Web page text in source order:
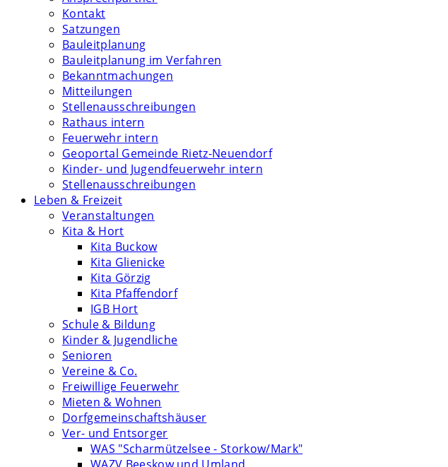
Kontakt
Satzungen
Bauleitplanung
Bauleitplanung im Verfahren
Bekanntmachungen
Mitteilungen
Stellenausschreibungen
Rathaus intern
Feuerwehr intern
Geoportal Gemeinde Rietz-Neuendorf
Kinder- und Jugendfeuerwehr intern
Stellenausschreibungen
Leben & Freizeit
Veranstaltungen
Kita & Hort
Kita Buckow
Kita Glienicke
Kita Görzig
Kita Pfaffendorf
IGB Hort
Schule & Bildung
Kinder & Jugendliche
Senioren
Vereine & Co.
Freiwillige Feuerwehr
Mieten & Wohnen
Dorfgemeinschaftshäuser
Ver- und Entsorger
WAS "Scharmützelsee - Storkow/Mark"